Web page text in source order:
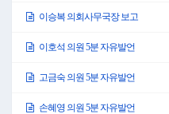
감사합니다.
●의사팀장 정기명
이상으로 개회식을 모두 마치겠습니다.
습니다.
이승복 의회사무국장 보고
이호석 의원 5분 자유발언
고금숙 의원 5분 자유발언
손혜영 의원 5분 자유발언